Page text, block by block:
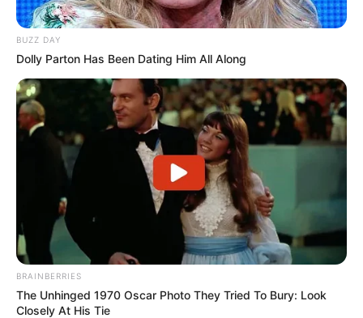
BUZZ DAY
Dolly Parton Has Been Dating Him All Along
BRAINBERRIES
The Unhinged 1970 Oscar Photo They Tried To Bury: Look
Closely At His Tie